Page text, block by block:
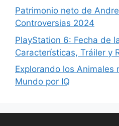
Patrimonio neto de
Controversias 2024
PlayStation 6: Fecha de
Características, Tráiler y
Explorando los Animales
Mundo por IQ